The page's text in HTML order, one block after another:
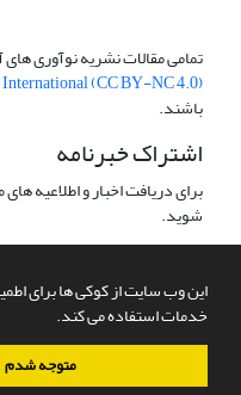
این وب سایت از کوکی ها برای
خدمات استفاده می کند.
متوجه شدم
تمامی مقالات نشریه نوآوری
(CC BY-NC 4.0)
باشند.
اشتراک خبرنامه
برای دریافت اخبار و اطلاعیه
شوید.
سامانه مدیریت نشریات علمی.